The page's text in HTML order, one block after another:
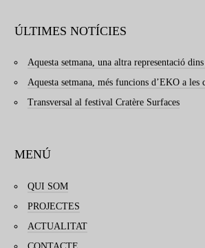
ÚLTIMES NOTÍCIES
Aquesta setmana, una altra representació
Aquesta setmana, més funcions d’EKO a les
Transversal al festival Cratère Surfaces
MENÚ
QUI SOM
PROJECTES
ACTUALITAT